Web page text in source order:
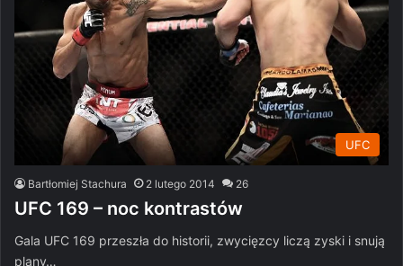
UFC
Bartłomiej Stachura 2 lutego 2014 26
UFC 169 – noc kontrastów
Gala UFC 169 przeszła do historii, zwycięzcy liczą zyski i snują
plany…